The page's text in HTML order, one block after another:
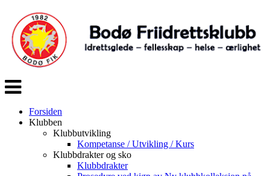
Veksle
navigasjon
Forsiden
Klubben
Klubbutvikling
Kompetanse / Utvikling / Kurs
Klubbdrakter og sko
Klubbdrakter